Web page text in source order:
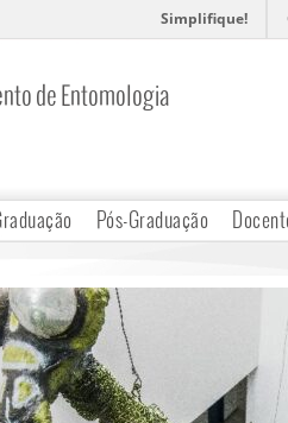
Simplifique!
de Entomologia
Pós-Graduação